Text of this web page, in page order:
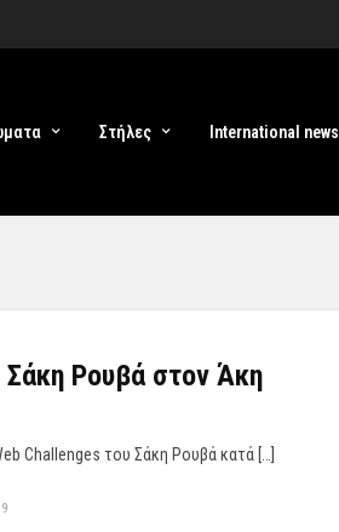
Στήλες International news
Σάκη Ρουβά στον Άκη
Challenges του Σάκη Ρουβά κατά […]